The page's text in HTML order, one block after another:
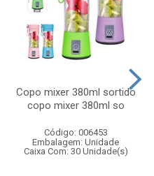
Copo mixer 380ml sortido
copo mixer 380ml so
Código: 006453
Embalagem: Unidade
Caixa Com: 30 Unidade(s)